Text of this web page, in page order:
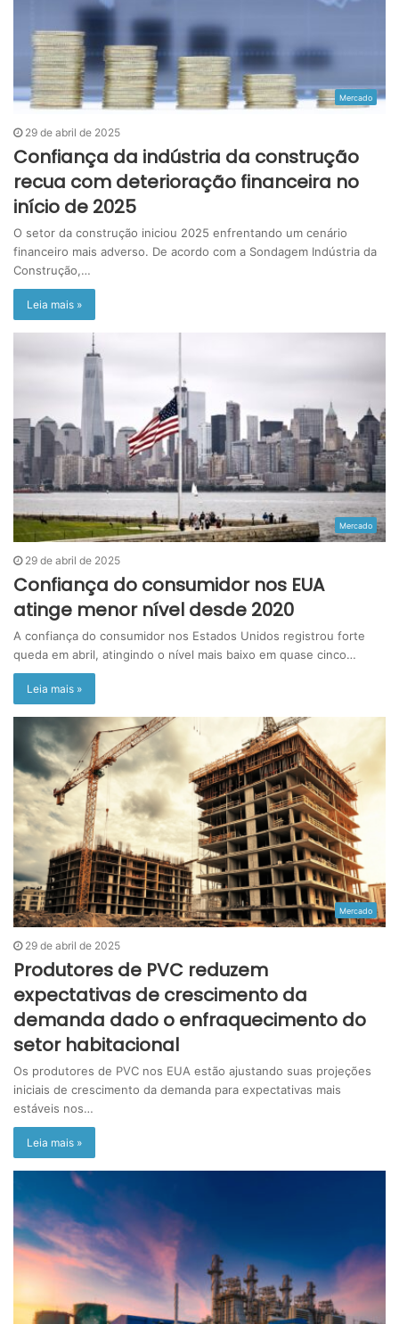
Mercado
29 de abril de 2025
Confiança da indústria da construção
recua com deterioração financeira no
início de 2025
O setor da construção iniciou 2025 enfrentando um cenário
financeiro mais adverso. De acordo com a Sondagem Indústria da
Construção,…
Leia mais »
Mercado
29 de abril de 2025
Confiança do consumidor nos EUA
atinge menor nível desde 2020
A confiança do consumidor nos Estados Unidos registrou forte
queda em abril, atingindo o nível mais baixo em quase cinco…
Leia mais »
Mercado
29 de abril de 2025
Produtores de PVC reduzem
expectativas de crescimento da
demanda dado o enfraquecimento do
setor habitacional
Os produtores de PVC nos EUA estão ajustando suas projeções
iniciais de crescimento da demanda para expectativas mais
estáveis nos…
Leia mais »